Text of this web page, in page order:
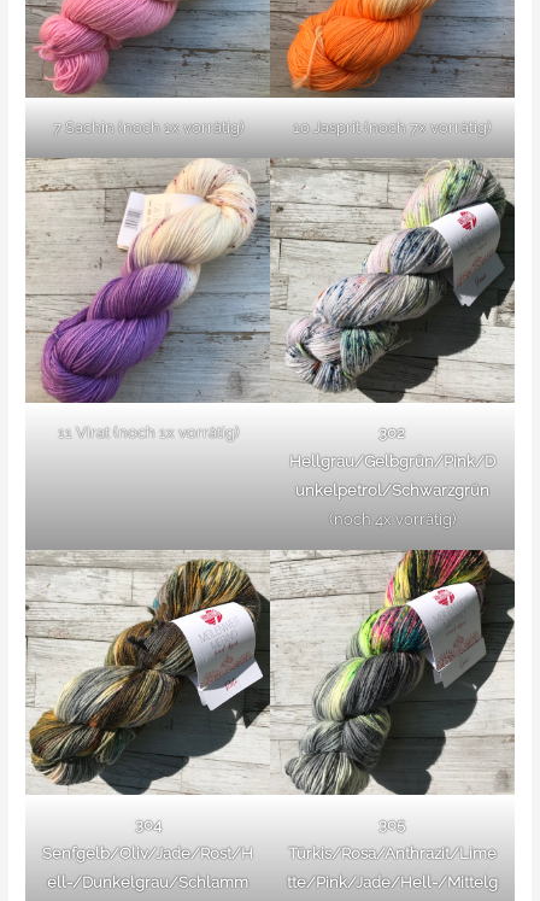
7 Sachin (noch 1x vorrätig) 10 Jasprit (noch 7x vorrätig)
11 Virat (noch 1x vorrätig)
302
Hellgrau/Gelbgrün/Pink/D
unkelpetrol/Schwarzgrün
(noch 4x vorrätig)
304
Senfgelb/Oliv/Jade/Rost/H
ell-/Dunkelgrau/Schlamm
305
Türkis/Rosa/Anthrazit/Lime
tte/Pink/Jade/Hell-/Mittelg